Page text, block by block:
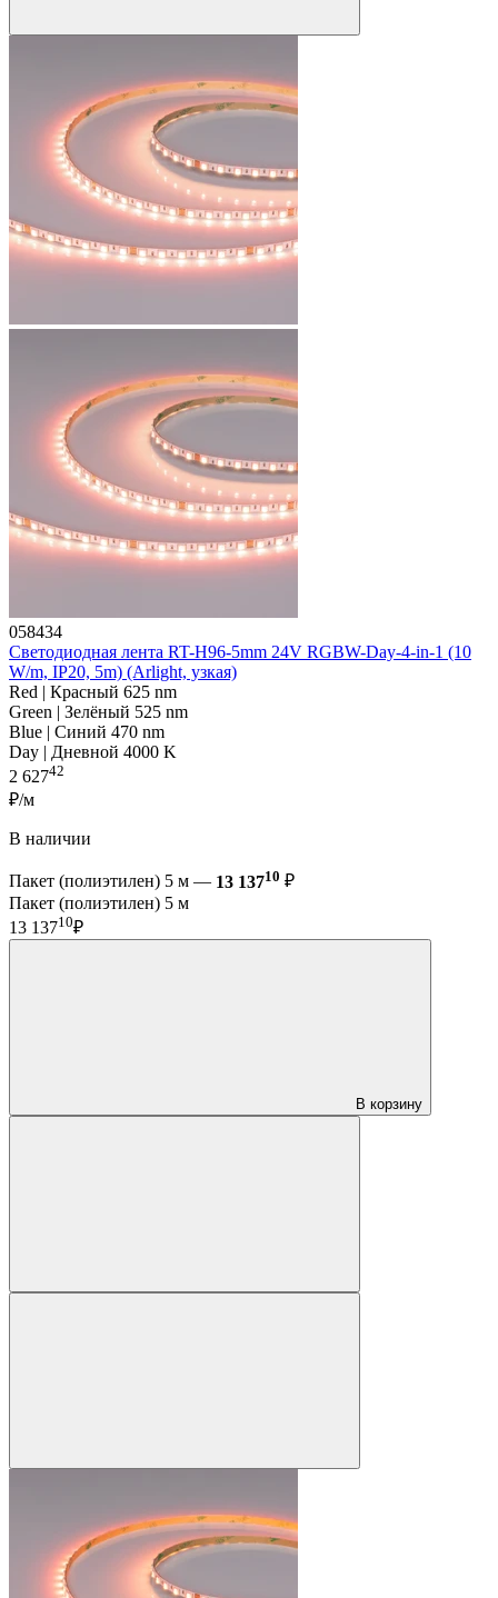
058434
Светодиодная лента RT-H96-5mm 24V RGBW-Day-4-in-1 (10
W/m, IP20, 5m) (Arlight, узкая)
Red | Красный 625 nm
Green | Зелёный 525 nm
Blue | Синий 470 nm
Day | Дневной 4000 K
2 62742
₽/м
В наличии
Пакет (полиэтилен) 5 м — 13 13710 ₽
Пакет (полиэтилен) 5 м
13 13710₽
В корзину